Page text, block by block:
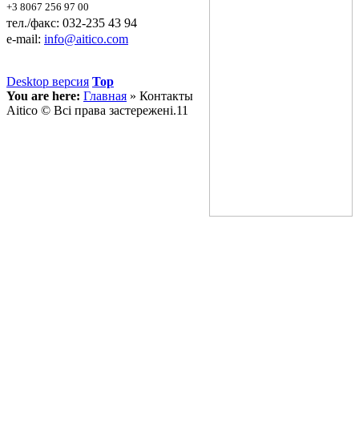
+3 8067 256 97 00
тел./факс: 032-235 43 94
e-mail: info@aitico.com
Desktop версия Top
You are here: Главная » Контакты
Aitico © Всі права застережені.11